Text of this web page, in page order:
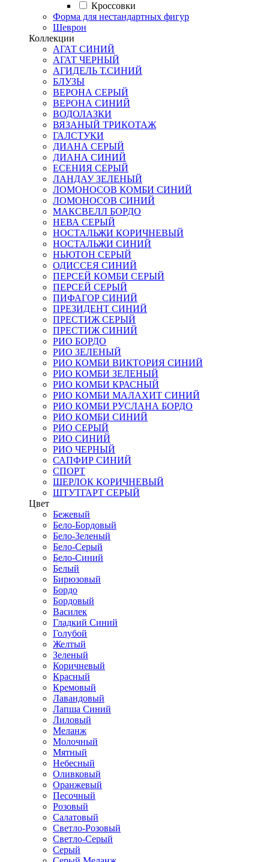
Кроссовки
Форма для нестандартных фигур
Шеврон
Коллекции
АГАТ СИНИЙ
АГАТ ЧЕРНЫЙ
АГИДЕЛЬ Т.СИНИЙ
БЛУЗЫ
ВЕРОНА СЕРЫЙ
ВЕРОНА СИНИЙ
ВОДОЛАЗКИ
ВЯЗАНЫЙ ТРИКОТАЖ
ГАЛСТУКИ
ДИАНА СЕРЫЙ
ДИАНА СИНИЙ
ЕСЕНИЯ СЕРЫЙ
ЛАНДАУ ЗЕЛЕНЫЙ
ЛОМОНОСОВ КОМБИ СИНИЙ
ЛОМОНОСОВ СИНИЙ
МАКСВЕЛЛ БОРДО
НЕВА СЕРЫЙ
НОСТАЛЬЖИ КОРИЧНЕВЫЙ
НОСТАЛЬЖИ СИНИЙ
НЬЮТОН СЕРЫЙ
ОДИССЕЯ СИНИЙ
ПЕРСЕЙ КОМБИ СЕРЫЙ
ПЕРСЕЙ СЕРЫЙ
ПИФАГОР СИНИЙ
ПРЕЗИДЕНТ СИНИЙ
ПРЕСТИЖ СЕРЫЙ
ПРЕСТИЖ СИНИЙ
РИО БОРДО
РИО ЗЕЛЕНЫЙ
РИО КОМБИ ВИКТОРИЯ СИНИЙ
РИО КОМБИ ЗЕЛЕНЫЙ
РИО КОМБИ КРАСНЫЙ
РИО КОМБИ МАЛАХИТ СИНИЙ
РИО КОМБИ РУСЛАНА БОРДО
РИО КОМБИ СИНИЙ
РИО СЕРЫЙ
РИО СИНИЙ
РИО ЧЕРНЫЙ
САПФИР СИНИЙ
СПОРТ
ШЕРЛОК КОРИЧНЕВЫЙ
ШТУТГАРТ СЕРЫЙ
Цвет
Бежевый
Бело-Бордовый
Бело-Зеленый
Бело-Серый
Бело-Синий
Белый
Бирюзовый
Бордо
Бордовый
Василек
Гладкий Синий
Голубой
Желтый
Зеленый
Коричневый
Красный
Кремовый
Лавандовый
Лапша Синий
Лиловый
Меланж
Молочный
Мятный
Небесный
Оливковый
Оранжевый
Песочный
Розовый
Салатовый
Светло-Розовый
Светло-Серый
Серый